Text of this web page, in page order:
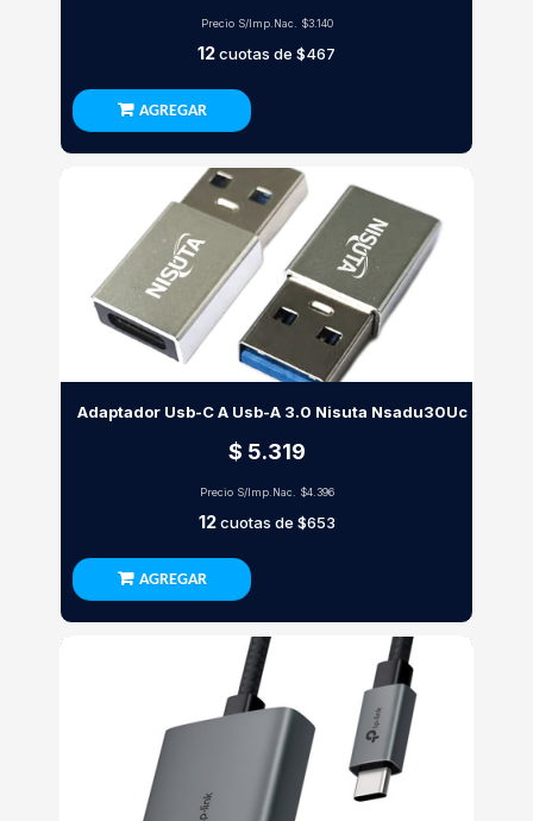
Precio S/Imp.Nac. $3.140
12cuotas de $467
AGREGAR
Adaptador Usb-C A Usb-A 3.0 Nisuta Nsadu30Uc
$ 5.319
Precio S/Imp.Nac. $4.396
12cuotas de $653
AGREGAR